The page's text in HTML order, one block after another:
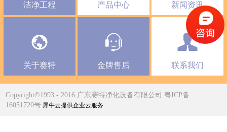
洁净工程 产品中心 新闻资讯
关于赛特 金牌售后 联系我们
Copyright©1993 - 2016 广东赛特净化设备有限公司 粤ICP备
16051720号 犀牛云提供企业云服务